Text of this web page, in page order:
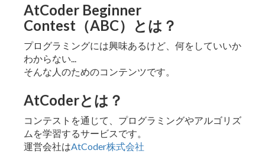
AtCoder Beginner
Contest（ABC）とは？
プログラミングには興味あるけど、何をしていいか
わからない...
そんな人のためのコンテンツです。
AtCoderとは？
コンテストを通じて、プログラミングやアルゴリズ
ムを学習するサービスです。
運営会社はAtCoder株式会社